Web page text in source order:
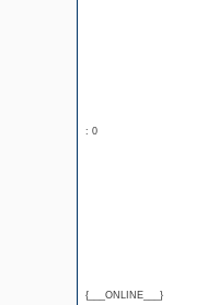
: 0
{___ONLINE___}